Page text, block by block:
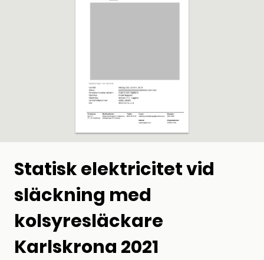
Statisk elektricitet vid
släckning med
kolsyresläckare
Karlskrona 2021